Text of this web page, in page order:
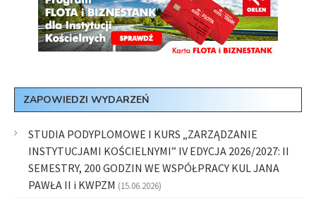
ZAPOWIEDZI WYDARZEŃ
STUDIA PODYPLOMOWE I KURS „ZARZĄDZANIE
INSTYTUCJAMI KOŚCIELNYMI” IV EDYCJA 2026/2027: II
SEMESTRY, 200 GODZIN WE WSPÓŁPRACY KUL JANA
PAWŁA II i KWPZM (15.06.2026)